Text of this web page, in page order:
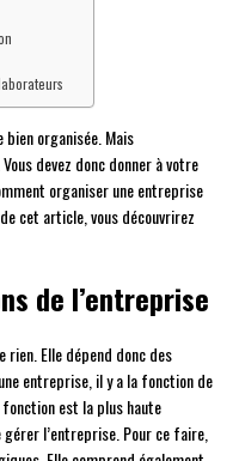
organisée. Mais
devez donc donner à votre
organiser une entreprise
cet article, vous découvrirez
de l’entreprise
Elle dépend donc des
entreprise, il y a la fonction de
est la plus haute
l’entreprise. Pour ce faire,